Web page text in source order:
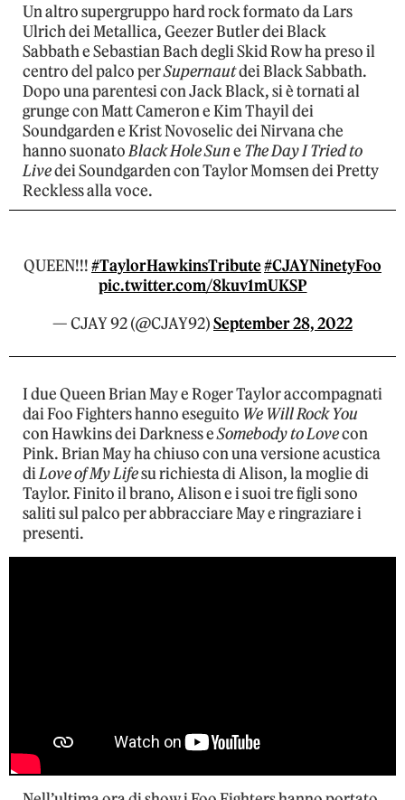
Un altro supergruppo hard rock formato da Lars
Ulrich dei Metallica, Geezer Butler dei Black
Sabbath e Sebastian Bach degli Skid Row ha preso il
centro del palco perSupernautdei Black Sabbath.
Dopo una parentesi con Jack Black, si è tornati al
grunge con Matt Cameron e Kim Thayil dei
Soundgarden e Krist Novoselic dei Nirvana che
hanno suonatoBlack Hole Sune The Day I Tried to
Livedei Soundgarden con Taylor Momsen dei Pretty
Reckless alla voce.
QUEEN!!!#TaylorHawkinsTribute#CJAYNinetyFoo
pic.twitter.com/8kuv1mUKSP
— CJAY 92 (@CJAY92)September 28, 2022
I due Queen Brian May e Roger Taylor accompagnati
dai Foo Fighters hanno eseguito We Will Rock You
con Hawkins dei Darkness eSomebody to Lovecon
Pink. Brian May ha chiuso con una versione acustica
diLove of My Lifesu richiesta di Alison, la moglie di
Taylor. Finito il brano, Alison e i suoi tre figli sono
saliti sul palco per abbracciare May e ringraziare i
presenti.